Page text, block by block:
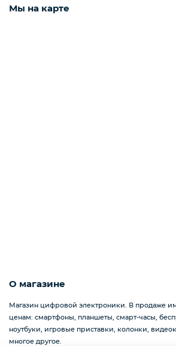
Мы на карте
О магазине
Магазин цифровой электроники. В продаже
ценам: смартфоны, планшеты, смарт-часы,
ноутбуки, игровые приставки, колонки,
многое другое.